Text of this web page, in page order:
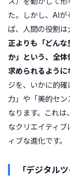
た。しかし、AI
ば、人間の役割は
正よりも「どん
か」という、全
求められるように
ジを、いかに的
力」や「美的セ
なります。これ
なクリエイティ
ィブな進化です。
「デジタル